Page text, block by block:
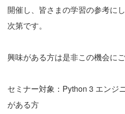
開催し、皆さまの学習の参考に
次第です。
興味がある方は是非この機会にご
セミナー対象：Python 3 エンジ
がある方